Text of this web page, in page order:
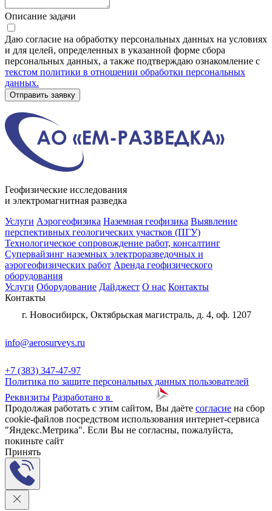
Описание задачи
Даю согласие на обработку персональных данных на условиях
и для целей, определенных в указанной форме сбора
персональных данных, а также подтверждаю ознакомление с
текстом политики в отношении обработки персональных
данных.
Отправить заявку
Геофизические исследования
и электромагнитная разведка
Услуги Аэрогеофизика Наземная геофизика Выявление
перспективных геологических участков (ПГУ)
Технологическое сопровождение работ, консалтинг
Супервайзинг наземных электроразведочных и
аэрогеофизических работ Аренда геофизического
оборудования
Услуги Оборудование Дайджест О нас Контакты
Контакты
г. Новосибирск, Октябрьская магистраль, д. 4, оф. 1207
info@aerosurveys.ru
+7 (383) 347-47-97
Политика по защите персональных данных пользователей
Реквизиты Разработано в
Продолжая работать с этим сайтом, Вы даёте согласие на сбор
cookie-файлов посредством использования интернет-сервиса
"Яндекс.Метрика". Если Вы не согласны, пожалуйста,
покиньте сайт
Принять